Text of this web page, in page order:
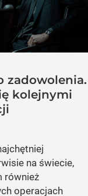
zadowolenia.
kolejnymi
na świecie,
również
operacjach